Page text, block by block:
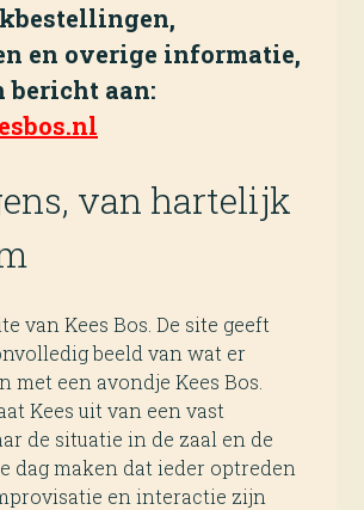
en overige informatie,
bericht aan:
van hartelijk
van Kees Bos. De site geeft
beeld van wat er
met een avondje Kees Bos.
Kees uit van een vast
de situatie in de zaal en de
dag maken dat ieder optreden
en interactie zijn